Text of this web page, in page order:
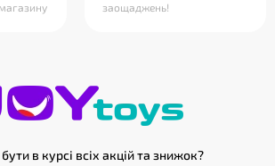
магазину
заощаджень!
в курсі всіх акцій та знижок?